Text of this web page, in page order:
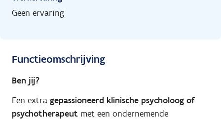
Geen ervaring
Functieomschrijving
Ben jij?
Een extra gepassioneerd klinische psycholoog of
psychotherapeut met een ondernemende